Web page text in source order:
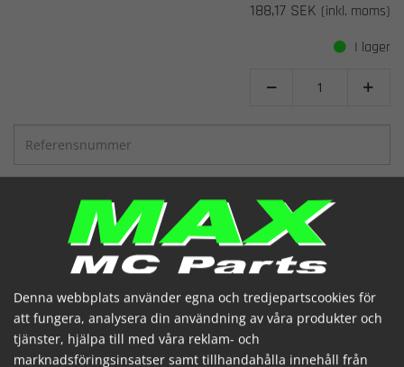
188,17 SEK (inkl. moms)
I lager
 
Denna webbplats använder egna och tredjepartscookies för
att fungera, analysera din användning av våra produkter och
tjänster, hjälpa till med våra reklam- och
marknadsföringsinsatser samt tillhandahålla innehåll från